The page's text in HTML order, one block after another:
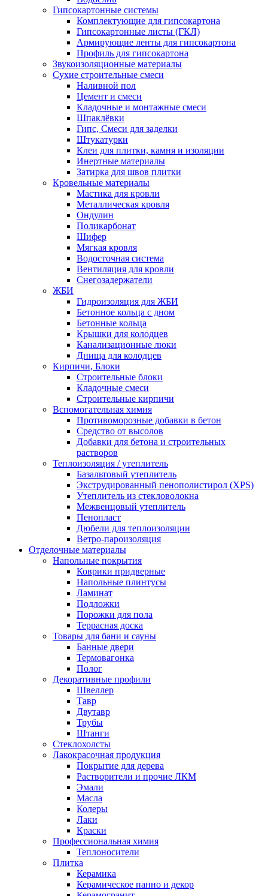
Гипсокартонные системы
Комплектующие для гипсокартона
Гипсокартонные листы (ГКЛ)
Армирующие ленты для гипсокартона
Профиль для гипсокартона
Звукоизоляционные материалы
Сухие строительные смеси
Наливной пол
Цемент и смеси
Кладочные и монтажные смеси
Шпаклёвки
Гипс, Смеси для заделки
Штукатурки
Клеи для плитки, камня и изоляции
Инертные материалы
Затирка для швов плитки
Кровельные материалы
Мастика для кровли
Металлическая кровля
Ондулин
Поликарбонат
Шифер
Мягкая кровля
Водосточная система
Вентиляция для кровли
Снегозадержатели
ЖБИ
Гидроизоляция для ЖБИ
Бетонное кольца с дном
Бетонные кольца
Крышки для колодцев
Канализационные люки
Днища для колодцев
Кирпичи, Блоки
Строительные блоки
Кладочные смеси
Строительные кирпичи
Вспомогательная химия
Противоморозные добавки в бетон
Средство от высолов
Добавки для бетона и строительных
растворов
Теплоизоляция / утеплитель
Базальтовый утеплитель
Экструдированный пенополистирол (XPS)
Утеплитель из стекловолокна
Межвенцовый утеплитель
Пенопласт
Дюбели для теплоизоляции
Ветро-пароизоляция
Отделочные материалы
Напольные покрытия
Коврики придверные
Напольные плинтусы
Ламинат
Подложки
Порожки для пола
Террасная доска
Товары для бани и сауны
Банные двери
Термовагонка
Полог
Декоративные профили
Швеллер
Тавр
Двутавр
Трубы
Штанги
Стеклохолсты
Лакокрасочная продукция
Покрытие для дерева
Растворители и прочие ЛКМ
Эмали
Масла
Колеры
Лаки
Краски
Профессиональная химия
Теплоносители
Плитка
Керамика
Керамическое панно и декор